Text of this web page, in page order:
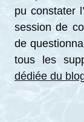
pu constater
session de
de
tous les
dédiée du